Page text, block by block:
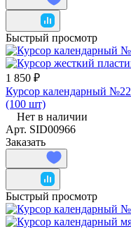
Быстрый просмотр
1 850 ₽
Курсор календарный
(100 шт)
Нет в наличии
Арт. SID00966
Заказать
Быстрый просмотр